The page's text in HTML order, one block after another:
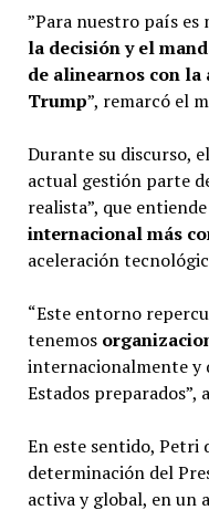
”Para nuestro país
la decisión y el
de alinearnos con
Trump”, remarcó el
Durante su discurso,
actual gestión parte
realista”, que
internacional más
aceleración
“Este entorno
tenemos
internacionalmente y
Estados preparados”,
En este sentido, Petri
determinación del
activa y global, en un